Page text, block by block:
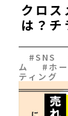
クロス
は？
#SNS
ム #ホー
ティング